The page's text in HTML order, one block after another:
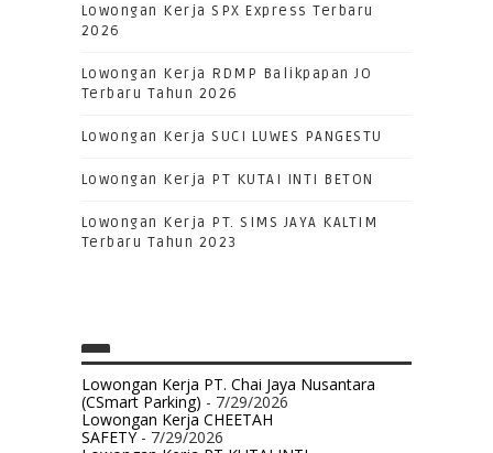
Lowongan Kerja SPX Express Terbaru
2026
Lowongan Kerja RDMP Balikpapan JO
Terbaru Tahun 2026
Lowongan Kerja SUCI LUWES PANGESTU
Lowongan Kerja PT KUTAI INTI BETON
Lowongan Kerja PT. SIMS JAYA KALTIM
Terbaru Tahun 2023
Lowongan Kerja PT. Chai Jaya Nusantara
(CSmart Parking) - 7/29/2026
Lowongan Kerja CHEETAH
SAFETY- 7/29/2026